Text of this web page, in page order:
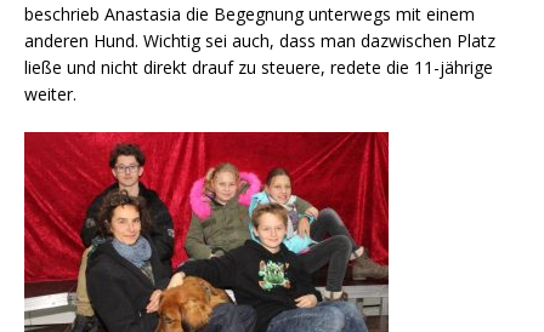
beschrieb Anastasia die Begegnung unterwegs mit einem
anderen Hund. Wichtig sei auch, dass man dazwischen Platz
ließe und nicht direkt drauf zu steuere, redete die 11-jährige
weiter.